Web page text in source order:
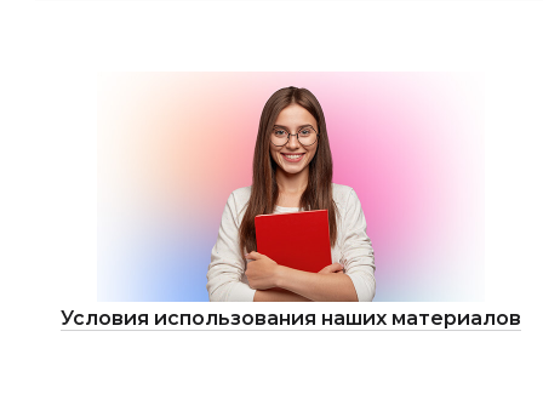
Условия использования наших материалов